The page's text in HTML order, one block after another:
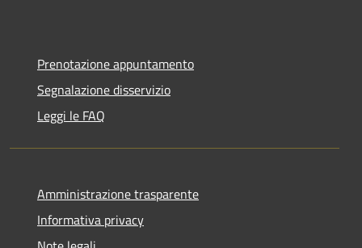
Prenotazione appuntamento
Segnalazione disservizio
Leggi le FAQ
Amministrazione trasparente
Informativa privacy